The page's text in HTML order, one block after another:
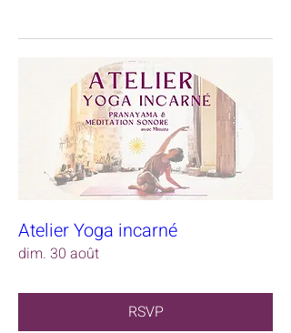
Atelier Yoga incarné
dim. 30 août
RSVP